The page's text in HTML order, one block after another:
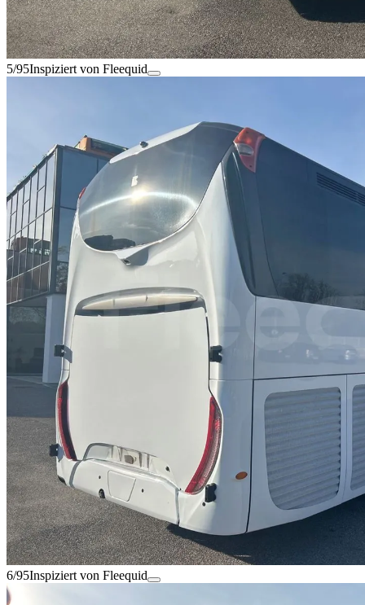
5/95Inspiziert von Fleequid
6/95Inspiziert von Fleequid